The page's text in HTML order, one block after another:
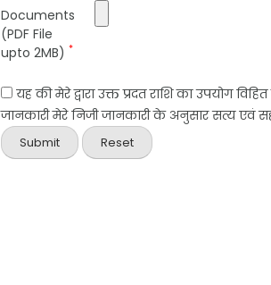
Documents
(PDF File
upto 2MB) *
यह की मेरे द्वारा उक्त प्रदत राशि का उपयोग
जानकारी मेरे निजी जानकारी के अनुसार सत्य एवं